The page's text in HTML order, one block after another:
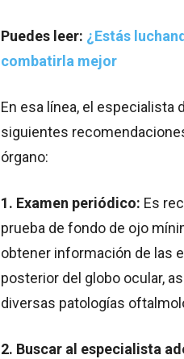
Puedes leer: ¿Estás
combatirla mejor
En esa línea, el especialista
siguientes
órgano:
1. Examen periódico: Es
prueba de fondo de ojo
obtener información de las
posterior del globo ocular,
diversas patologías
2. Buscar al especialista